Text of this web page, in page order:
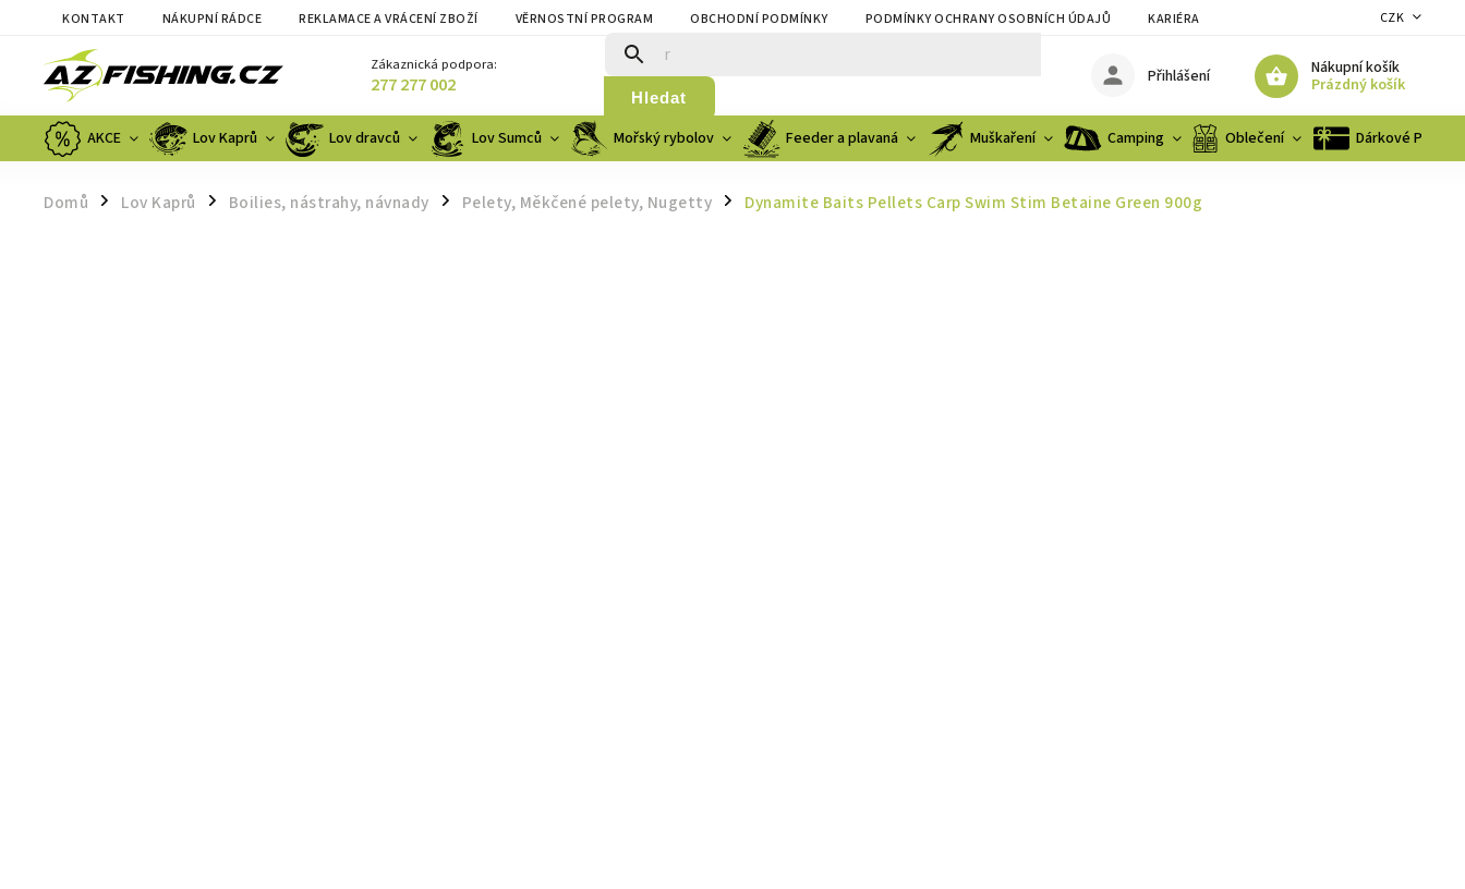
KONTAKT NÁKUPNÍ RÁDCE REKLAMACE A VRÁCENÍ ZBOŽÍ VĚRNOSTNÍ PROGRAM OBCHODNÍ PODMÍNKY PODMÍNKY OCHRANY OSOBNÍCH ÚDAJŮ KARIÉRA CZK
Zákaznická podpora:
277 277 002 Hledat
Nákupní košík
Prázdný košík
Přihlášení
AKCE Lov Kaprů Lov dravců Lov Sumců Mořský rybolov Feeder a plavaná Muškaření Camping Oblečení Dárkové
Domů / Lov Kaprů / Boilies, nástrahy, návnady / Pelety, Měkčené pelety, Nugetty / Dynamite Baits Pellets Carp Swim Stim Betaine Green 900g